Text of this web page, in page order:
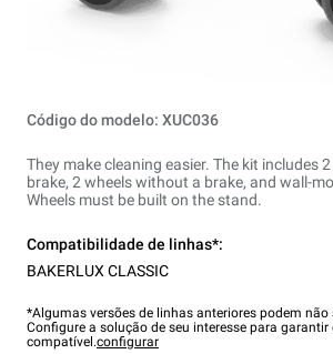
Código do modelo: XUC036
They make cleaning easier. The kit includes
brake, 2 wheels without a brake, and wall-
Wheels must be built on the stand.
Compatibilidade de linhas*:
BAKERLUX CLASSIC
*Algumas versões de linhas anteriores podem não
Configure a solução de seu interesse para garantir
compatível.configurar